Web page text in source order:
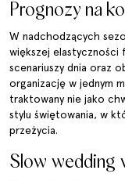
Prognozy na
W nadchodzących
większej
scenariuszy dnia oraz
organizację w jednym
traktowany nie jako
stylu świętowania, w
przeżycia.
Slow wedding